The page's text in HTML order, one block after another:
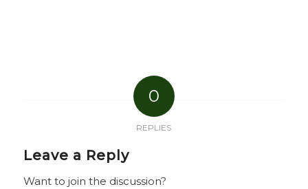
0
REPLIES
Leave a Reply
Want to join the discussion?